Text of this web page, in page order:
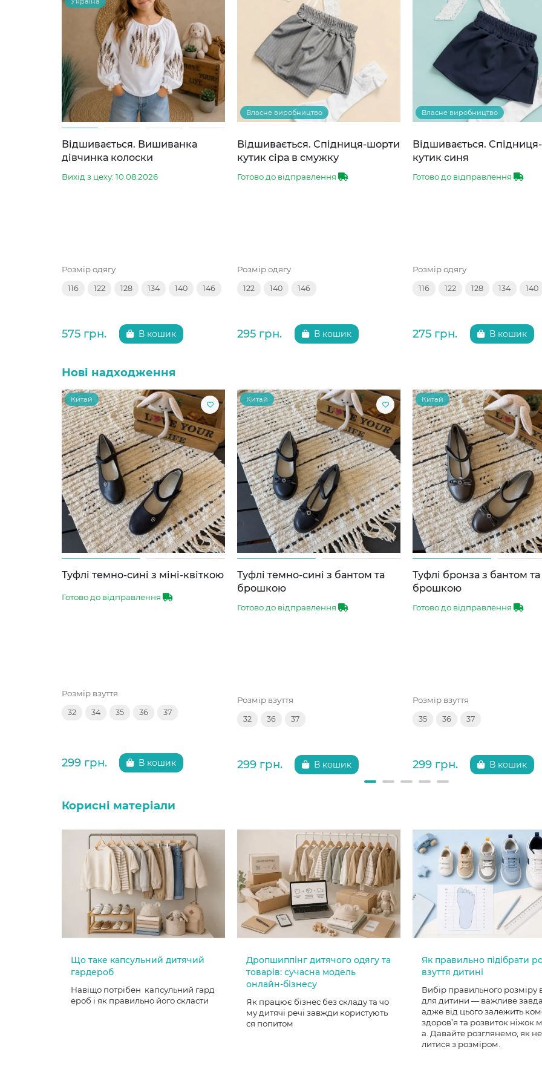
Відшивається. Вишиванка
дівчинка колоски
Вихід з цеху: 10.08.2026
Розмір одягу
116 122 128 134 140 146
575 грн. В кошик
Власне виробництво
Відшивається. Спідниця-шорти
кутик сіра в смужку
Готово до відправлення
Розмір одягу
122 140 146
295 грн. В кошик
Власне виробництво
Відшивається.
кутик синя
Готово до відправлення
Розмір одягу
116 122 128 134 140
275 грн. В кошик
Нові надходження
Китай
Туфлі темно-сині з міні-квіткою
Готово до відправлення
Розмір взуття
32 34 35 36 37
299 грн. В кошик
Китай
Туфлі темно-сині з бантом та
брошкою
Готово до відправлення
Розмір взуття
32 36 37
299 грн. В кошик
Китай
Туфлі бронза з бантом та
брошкою
Готово до відправлення
Розмір взуття
35 36 37
299 грн. В кошик
Корисні матеріали
Що таке капсульний дитячий
гардероб
Навіщо потрібен капсульний гард
ероб і як правильно його скласти
Дропшиппінг дитячого одягу та
товарів: сучасна модель
онлайн-бізнесу
Як працює бізнес без складу та чо
му дитячі речі завжди користують
ся попитом
Як правильно підібрати
взуття дитині
Вибір правильного розміру
для дитини — важливе
адже від цього залежить
здоров’я та розвиток ніжок
а. Давайте розглянемо, як
литися з розміром.